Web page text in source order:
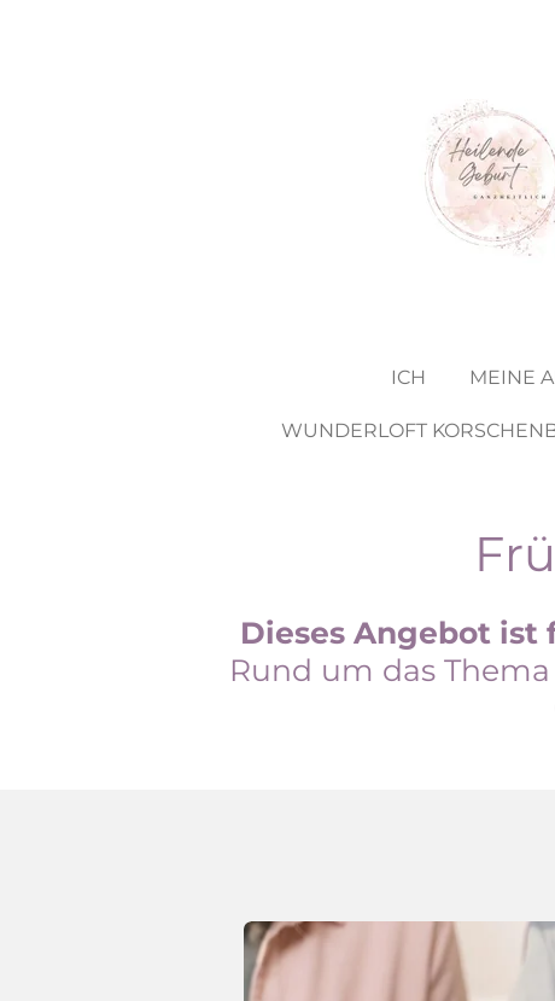
ICH MEINE
WUNDERLOFT
Dieses Angebot ist
Rund um das